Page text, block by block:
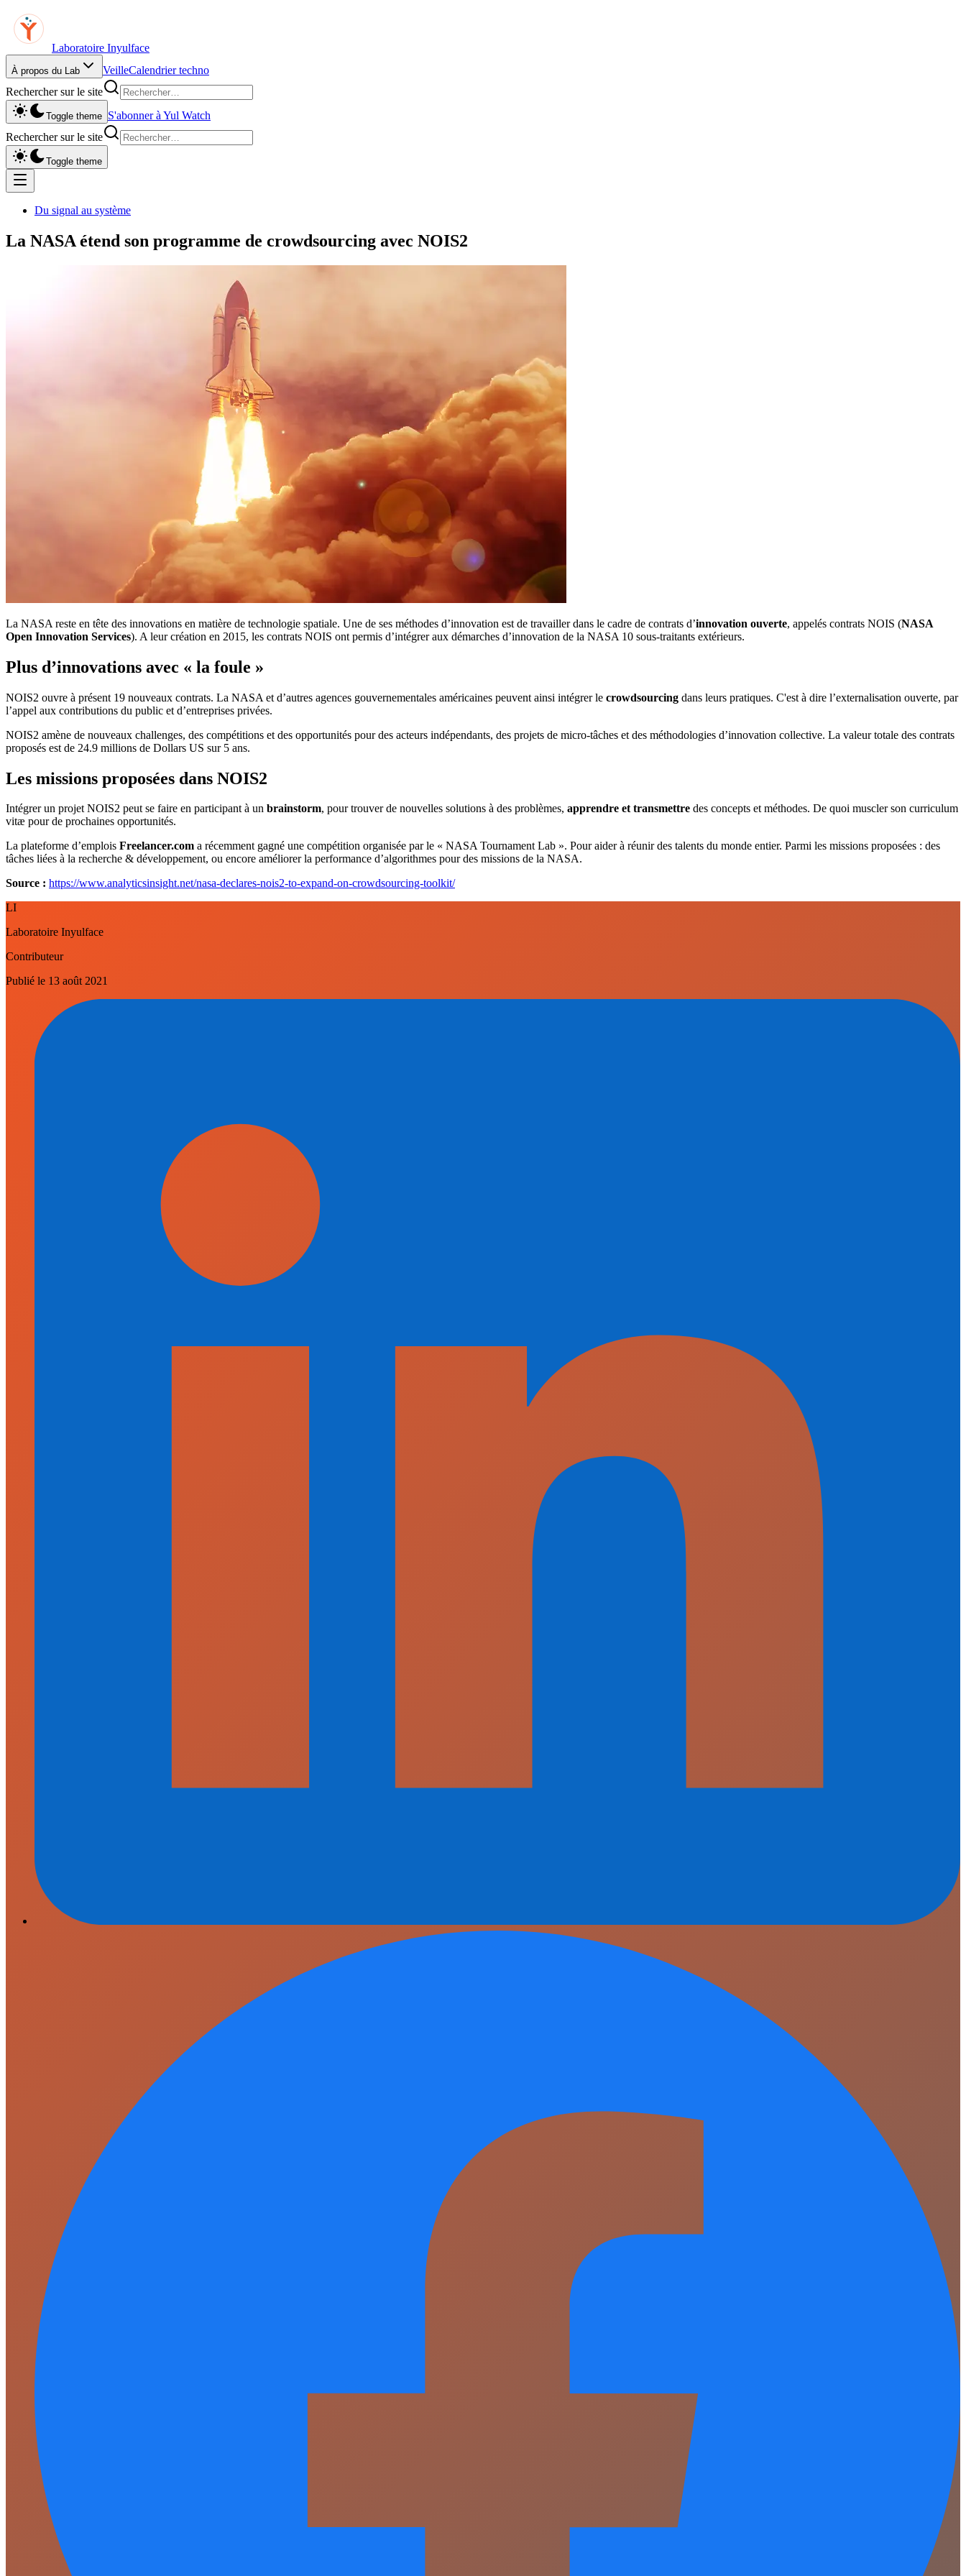
Laboratoire Inyulface
À propos du Lab VeilleCalendrier techno
Rechercher sur le site
Toggle theme S'abonner à Yul Watch
Rechercher sur le site
Toggle theme
Du signal au système
La NASA étend son programme de crowdsourcing avec NOIS2
La NASA reste en tête des innovations en matière de technologie spatiale. Une de ses méthodes d’innovation est de travailler dans le cadre de contrats d’innovation ouverte, appelés contrats NOIS (NASA
Open Innovation Services). A leur création en 2015, les contrats NOIS ont permis d’intégrer aux démarches d’innovation de la NASA 10 sous-traitants extérieurs.
Plus d’innovations avec « la foule »
NOIS2 ouvre à présent 19 nouveaux contrats. La NASA et d’autres agences gouvernementales américaines peuvent ainsi intégrer le crowdsourcing dans leurs pratiques. C'est à dire l’externalisation ouverte, par
l’appel aux contributions du public et d’entreprises privées.
NOIS2 amène de nouveaux challenges, des compétitions et des opportunités pour des acteurs indépendants, des projets de micro-tâches et des méthodologies d’innovation collective. La valeur totale des contrats
proposés est de 24.9 millions de Dollars US sur 5 ans.
Les missions proposées dans NOIS2
Intégrer un projet NOIS2 peut se faire en participant à un brainstorm, pour trouver de nouvelles solutions à des problèmes, apprendre et transmettre des concepts et méthodes. De quoi muscler son curriculum
vitæ pour de prochaines opportunités.
La plateforme d’emplois Freelancer.com a récemment gagné une compétition organisée par le « NASA Tournament Lab ». Pour aider à réunir des talents du monde entier. Parmi les missions proposées : des
tâches liées à la recherche & développement, ou encore améliorer la performance d’algorithmes pour des missions de la NASA.
Source : https://www.analyticsinsight.net/nasa-declares-nois2-to-expand-on-crowdsourcing-toolkit/
LI
Laboratoire Inyulface
Contributeur
Publié le 13 août 2021